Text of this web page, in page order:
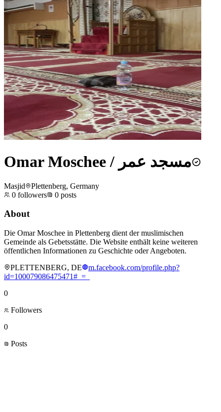
Omar Moschee / مسجد عمر
Masjid
Plettenberg, Germany
0 followers 0 posts
About
Die Omar Moschee in Plettenberg dient der muslimischen
Gemeinde als Gebetsstätte. Die Website enthält keine weiteren
öffentlichen Informationen zu Geschichte oder Angeboten.
PLETTENBERG, DE
m.facebook.com/profile.php?
id=100079086475471#_=_
0
Followers
0
Posts